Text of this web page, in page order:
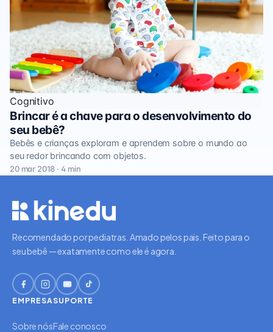
Cognitivo
Brincar é a chave para o desenvolvimento do
seu bebê?
Bebês e crianças exploram e aprendem sobre o mundo ao
seu redor brincando com objetos.
20 mar 2018 · 4 min
Recomendado por pediatras. Amado pelos pais. Feito para o
seu bebê — exatamente como ele é agora.
EMPRESA
Sobre nós
SUPORTE
Fale conosco